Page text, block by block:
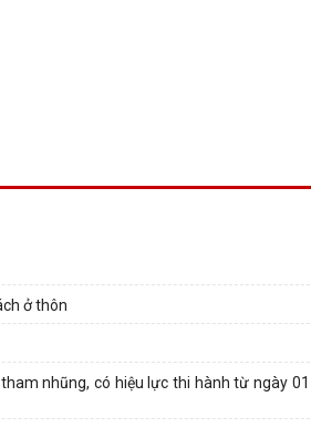
ở thôn
nhũng, có hiệu lực thi hành từ ngày